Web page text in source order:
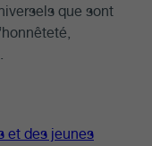
que sont
et des jeunes